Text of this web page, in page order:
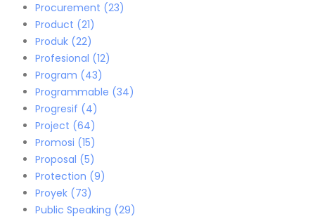
Procurement (23)
Product (21)
Produk (22)
Profesional (12)
Program (43)
Programmable (34)
Progresif (4)
Project (64)
Promosi (15)
Proposal (5)
Protection (9)
Proyek (73)
Public Speaking (29)